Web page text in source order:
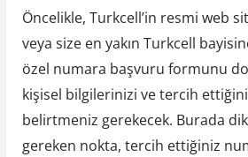
Öncelikle, Turkcell’in resmi web
veya size en yakın Turkcell
özel numara başvuru formunu
kişisel bilgilerinizi ve tercih
belirtmeniz gerekecek. Burada
gereken nokta, tercih ettiğiniz